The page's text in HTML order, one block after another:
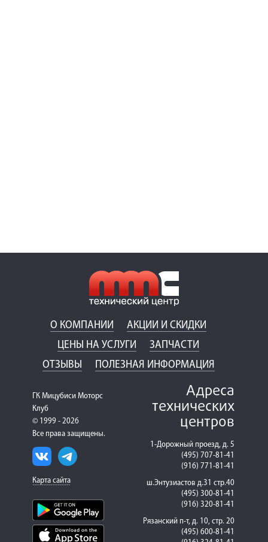
О КОМПАНИИ
АКЦИИ И СКИДКИ
ЦЕНЫ НА УСЛУГИ
ЗАПЧАСТИ
ОТЗЫВЫ
ПОЛЕЗНАЯ ИНФОРМАЦИЯ
ГК Мицубиси Моторс
Клуб
© 1999 - 2026
Все права защищены.
Карта сайта
Адреса
технических
центров
1-Дорожный проезд, д. 5
(495) 707-81-41
(916) 771-81-41
ш.Энтузиастов д.31 стр.40
(495) 300-81-41
(916) 320-81-41
Рязанский п-т, д. 10, стр. 20
(495) 600-81-41